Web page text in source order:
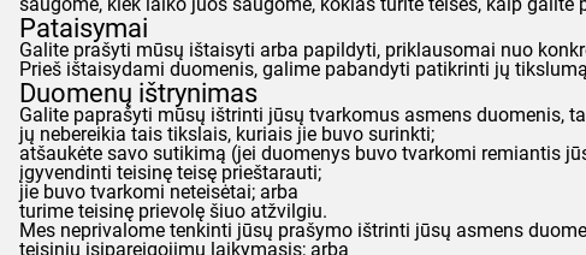
Pataisymai
Galite prašyti mūsų ištaisyti arba papildyti, priklausomai nuo
Prieš ištaisydami duomenis, galime pabandyti patikrinti jų
Duomenų ištrynimas
Galite paprašyti mūsų ištrinti jūsų tvarkomus asmens duomenis,
jų nebereikia tais tikslais, kuriais jie buvo surinkti;
atšaukėte savo sutikimą (jei duomenys buvo tvarkomi remiantis
įgyvendinti teisinę teisę prieštarauti;
jie buvo tvarkomi neteisėtai; arba
turime teisinę prievolę šiuo atžvilgiu.
Mes neprivalome tenkinti jūsų prašymo ištrinti jūsų asmens
teisinių įsipareigojimų laikymasis; arba